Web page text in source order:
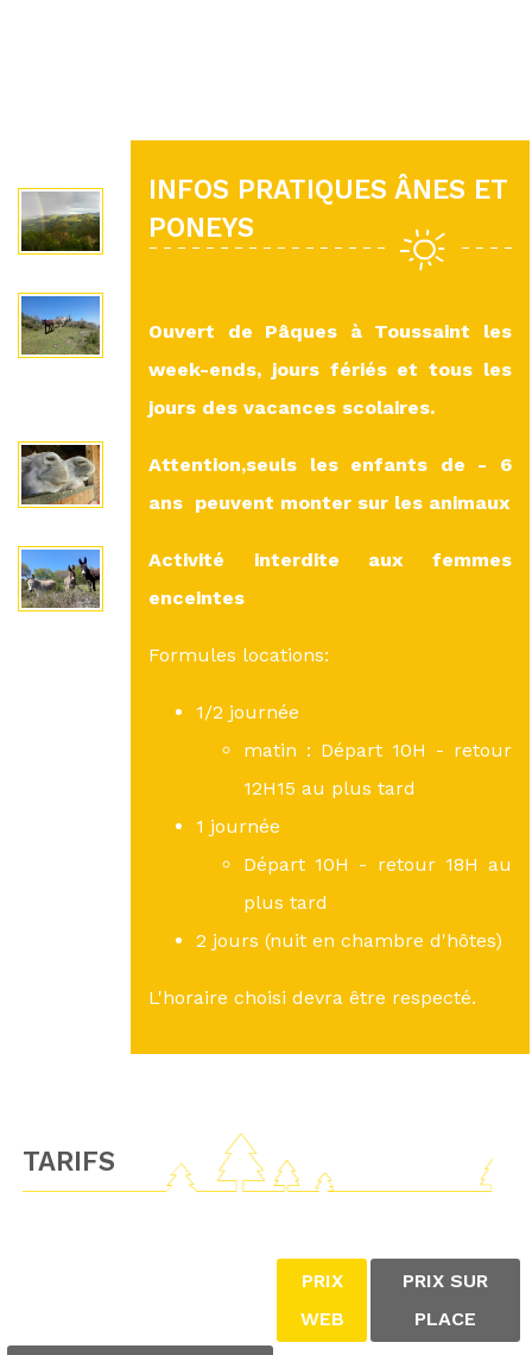
INFOS PRATIQUES ÂNES ET
PONEYS
Ouvert de Pâques à Toussaint les
week-ends, jours fériés et tous les
jours des vacances scolaires.
Attention,seuls les enfants de - 6
ans peuvent monter sur les animaux
Activité interdite aux femmes
enceintes
Formules locations:
1/2 journée
matin : Départ 10H - retour
12H15 au plus tard
1 journée
Départ 10H - retour 18H au
plus tard
2 jours (nuit en chambre d'hôtes)
L'horaire choisi devra être respecté.
TARIFS
PRIX
WEB
PRIX SUR
PLACE